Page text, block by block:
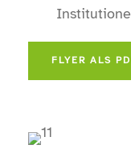
FLYER ALS